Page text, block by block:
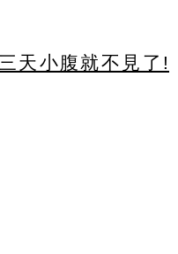
天小腹就不見了!